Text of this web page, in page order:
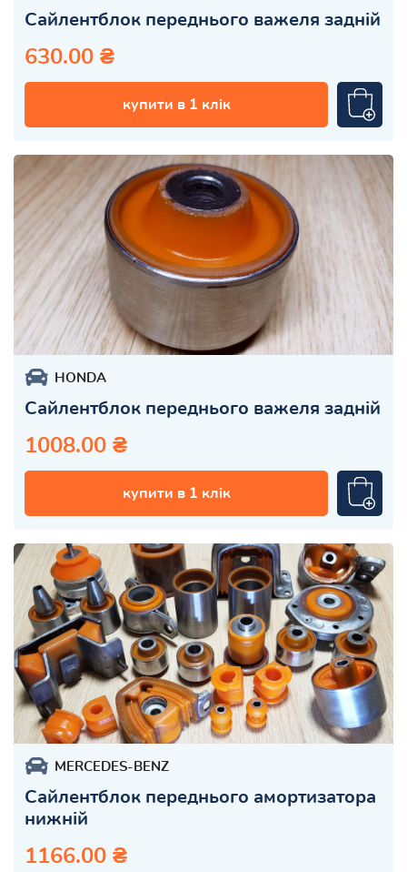
Сайлентблок переднього важеля задній
630.00 ₴
купити в 1 клік
HONDA
Сайлентблок переднього важеля задній
1008.00 ₴
купити в 1 клік
MERCEDES-BENZ
Сайлентблок переднього амортизатора
нижній
1166.00 ₴